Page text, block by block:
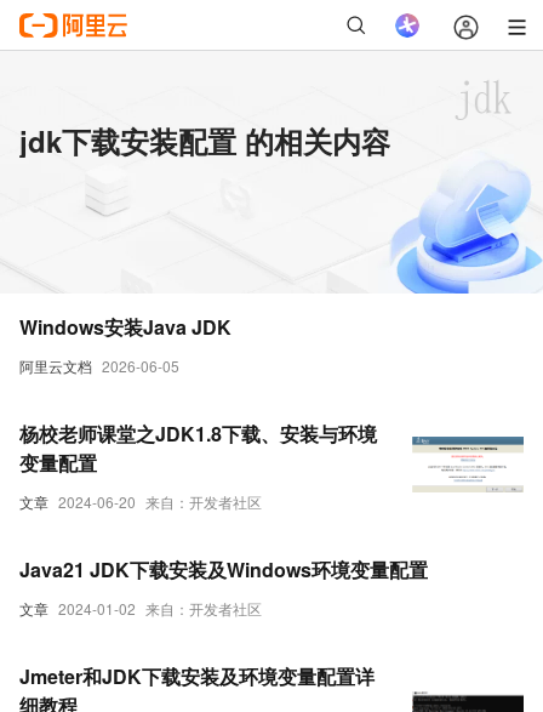
jdk下载安装配置 的相关内容
阿里云文档 2026-06-05
Windows安装Java JDK
文章 2024-06-20 来自：开发者社区
杨校老师课堂之JDK1.8下载、安装与环境
变量配置
文章 2024-01-02 来自：开发者社区
Java21 JDK下载安装及Windows环境变量配置
Jmeter和JDK下载安装及环境变量配置详
细教程